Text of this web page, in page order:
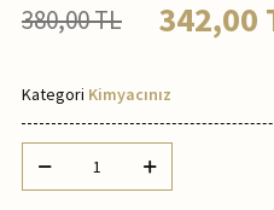
380,00TL 342,00
Kategori Kimyacınız